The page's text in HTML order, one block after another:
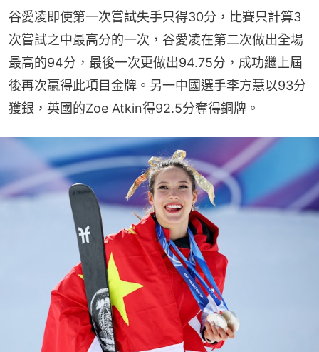
谷愛凌即使第一次嘗試失手只得30分，比賽只計算3
次嘗試之中最高分的一次，谷愛凌在第二次做出全場
最高的94分，最後一次更做出94.75分，成功繼上屆
後再次贏得此項目金牌。另一中國選手李方慧以93分
獲銀，英國的Zoe Atkin得92.5分奪得銅牌。